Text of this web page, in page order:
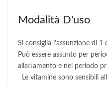
Modalità D'uso
Si consiglia l'assunzione di 1
Può essere assunto per
allattamento e nel periodo
Le vitamine sono sensibili